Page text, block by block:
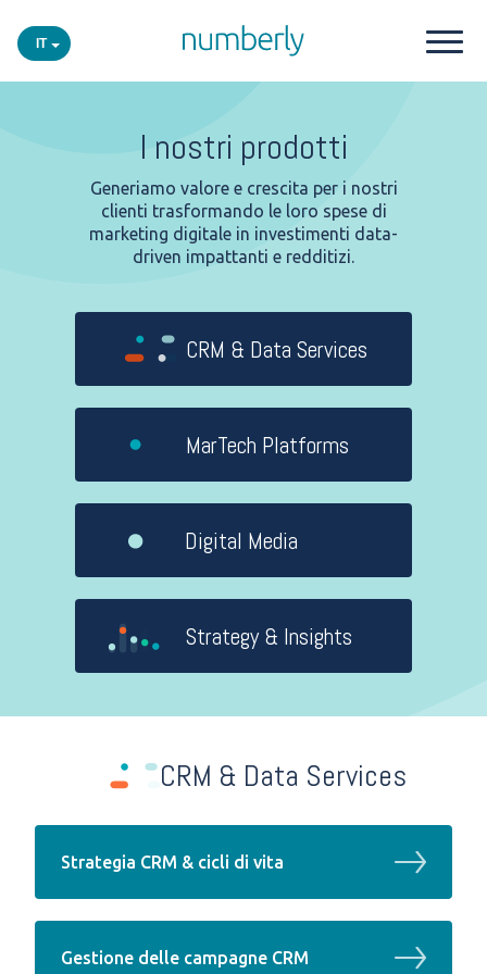
IT
Piattaforma
I settori con cui lavoriamo
Eventi
Insights
Lavora con noi
Contattaci
I nostri prodotti
Generiamo valore e crescita per i nostri
clienti trasformando le loro spese di
marketing digitale in investimenti data-
driven impattanti e redditizi.
CRM & Data Services
MarTech Platforms
Digital Media
Strategy & Insights
CRM & Data Services
Strategia CRM & cicli di vita
Gestione delle campagne CRM